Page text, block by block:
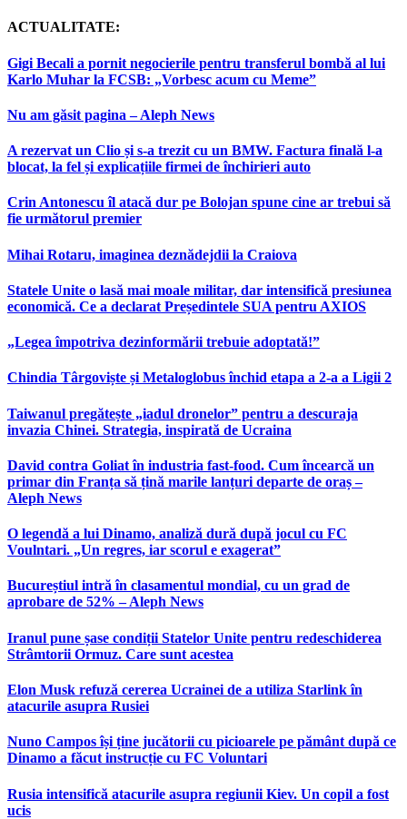
ACTUALITATE:
Gigi Becali a pornit negocierile pentru transferul bombă al lui
Karlo Muhar la FCSB: „Vorbesc acum cu Meme”
Nu am găsit pagina – Aleph News
A rezervat un Clio și s-a trezit cu un BMW. Factura finală l-a
blocat, la fel și explicațiile firmei de închirieri auto
Crin Antonescu îl atacă dur pe Bolojan spune cine ar trebui să
fie următorul premier
Mihai Rotaru, imaginea deznădejdii la Craiova
Statele Unite o lasă mai moale militar, dar intensifică presiunea
economică. Ce a declarat Președintele SUA pentru AXIOS
„Legea împotriva dezinformării trebuie adoptată!”
Chindia Târgoviște și Metaloglobus închid etapa a 2-a a Ligii 2
Taiwanul pregătește „iadul dronelor” pentru a descuraja
invazia Chinei. Strategia, inspirată de Ucraina
David contra Goliat în industria fast-food. Cum încearcă un
primar din Franța să țină marile lanțuri departe de oraș –
Aleph News
O legendă a lui Dinamo, analiză dură după jocul cu FC
Voulntari. „Un regres, iar scorul e exagerat”
Bucureștiul intră în clasamentul mondial, cu un grad de
aprobare de 52% – Aleph News
Iranul pune șase condiții Statelor Unite pentru redeschiderea
Strâmtorii Ormuz. Care sunt acestea
Elon Musk refuză cererea Ucrainei de a utiliza Starlink în
atacurile asupra Rusiei
Nuno Campos își ține jucătorii cu picioarele pe pământ după ce
Dinamo a făcut instrucție cu FC Voluntari
Rusia intensifică atacurile asupra regiunii Kiev. Un copil a fost
ucis